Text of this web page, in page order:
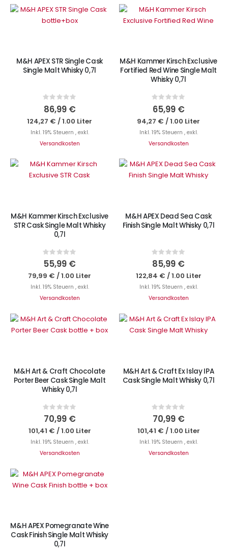
IN DEN WARENKORB
M&H APEX STR Single Cask
Single Malt Whisky 0,7l
Rating:
0%
86,99 €
124,27 € /1.00 Liter
Inkl. 19% Steuern , exkl.
Versandkosten
M&H Kammer Kirsch Exclusive
Fortified Red Wine Single Malt
Whisky 0,7l
Rating:
0%
65,99 €
94,27 € /1.00 Liter
Inkl. 19% Steuern , exkl.
Versandkosten
IN DEN WARENKORB
M&H Kammer Kirsch Exclusive
STR Cask Single Malt Whisky
0,7l
Rating:
0%
55,99 €
79,99 € /1.00 Liter
Inkl. 19% Steuern , exkl.
Versandkosten
Nicht auf Lager
M&H APEX Dead Sea Cask
Finish Single Malt Whisky 0,7l
Rating:
0%
85,99 €
122,84 € /1.00 Liter
Inkl. 19% Steuern , exkl.
Versandkosten
IN DEN WARENKORB
M&H Art & Craft Chocolate
Porter Beer Cask Single Malt
Whisky 0,7l
Rating:
0%
70,99 €
101,41 € /1.00 Liter
Inkl. 19% Steuern , exkl.
Versandkosten
Nicht auf Lager
M&H Art & Craft Ex Islay IPA
Cask Single Malt Whisky 0,7l
Rating:
0%
70,99 €
101,41 € /1.00 Liter
Inkl. 19% Steuern , exkl.
Versandkosten
Nicht auf Lager
M&H APEX Pomegranate Wine
Cask Finish Single Malt Whisky
0,7l